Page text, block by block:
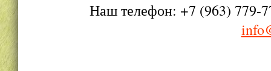
Наш телефон: +7 (963) 779-